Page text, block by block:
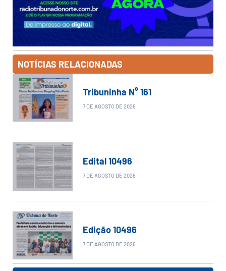
NOTÍCIAS RELACIONADAS
Tribuninha N° 161
7 DE AGOSTO DE 2026
Edital 10496
7 DE AGOSTO DE 2026
Edição 10496
7 DE AGOSTO DE 2026